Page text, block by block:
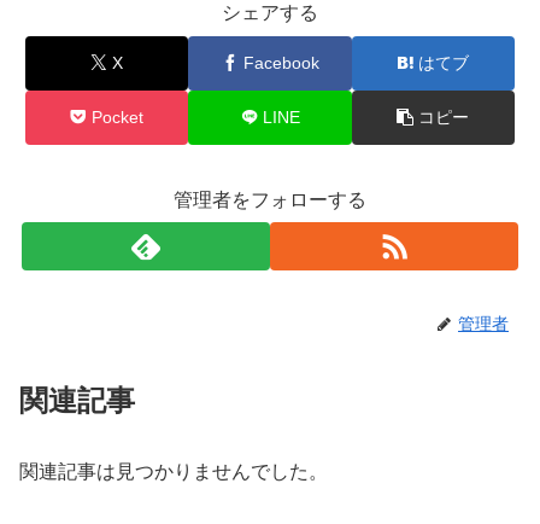
e
o
o
er
n
ot
e
シェアする
X Facebook はてブ
Pocket LINE コピー
管理者をフォローする
管理者
関連記事
関連記事は見つかりませんでした。